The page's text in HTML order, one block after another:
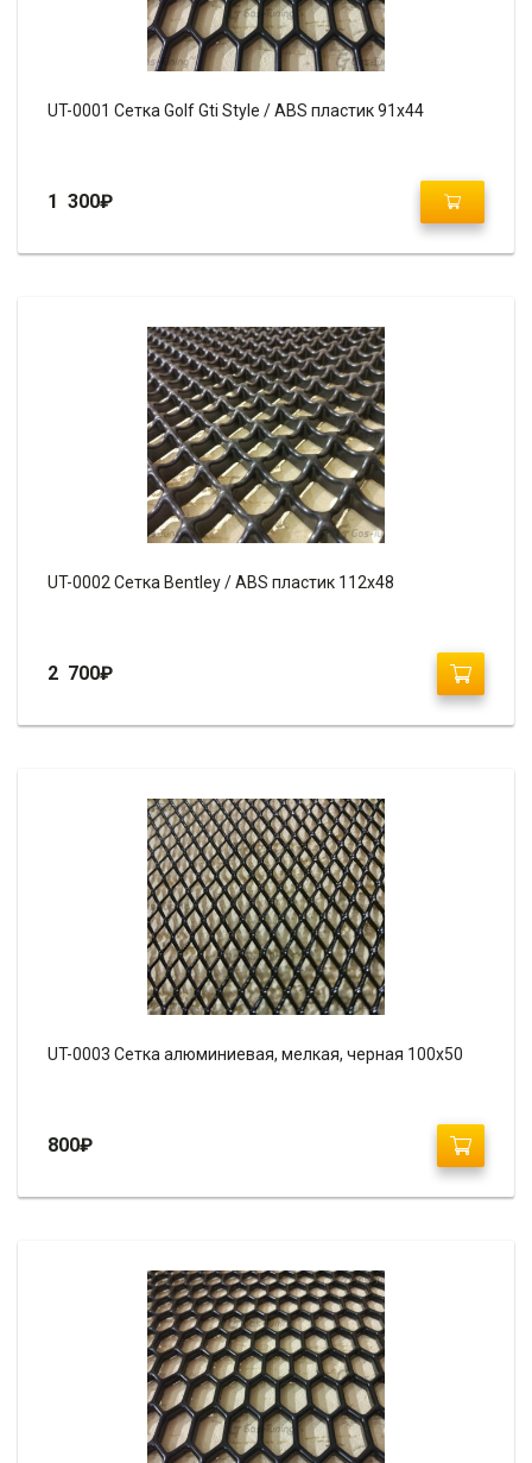
UT-0001 Сетка Golf Gti Style / ABS пластик 91х44
1 300₽
UT-0002 Сетка Bentley / ABS пластик 112х48
2 700₽
UT-0003 Сетка алюминиевая, мелкая, черная 100х50
800₽